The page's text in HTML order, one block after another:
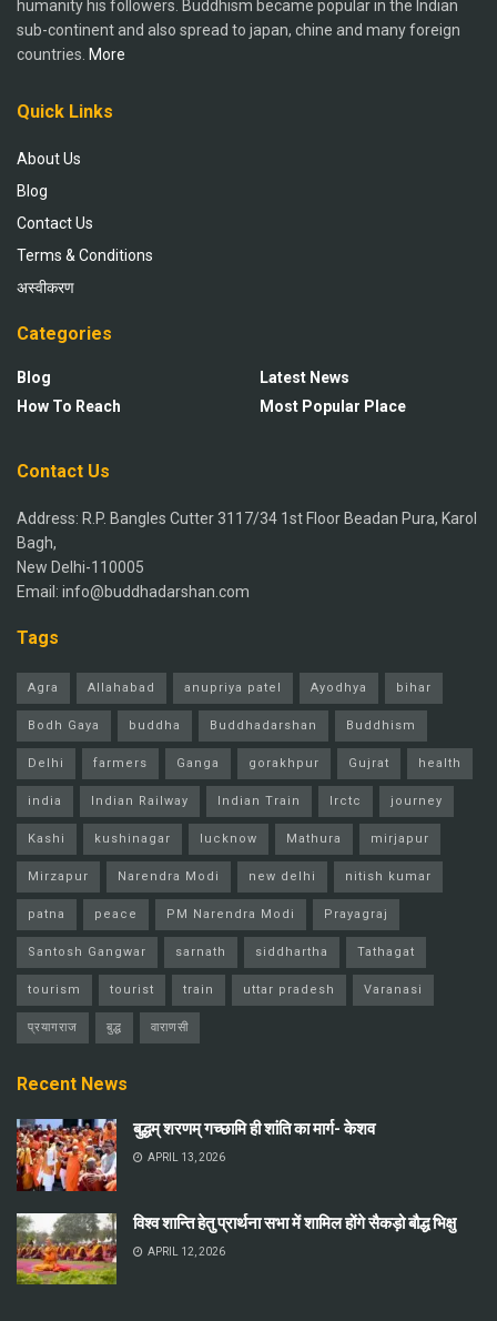
humanity his followers. Buddhism became popular in the Indian
sub-continent and also spread to japan, chine and many foreign
countries. More
Quick Links
About Us
Blog
Contact Us
Terms & Conditions
अस्वीकरण
Categories
Blog
How To Reach
Latest News
Most Popular Place
Contact Us
Address: R.P. Bangles Cutter 3117/34 1st Floor Beadan Pura, Karol
Bagh,
New Delhi-110005
Email: info@buddhadarshan.com
Tags
Agra Allahabad anupriya patel Ayodhya bihar
Bodh Gaya buddha Buddhadarshan Buddhism
Delhi farmers Ganga gorakhpur Gujrat health
india Indian Railway Indian Train Irctc journey
Kashi kushinagar lucknow Mathura mirjapur
Mirzapur Narendra Modi new delhi nitish kumar
patna peace PM Narendra Modi Prayagraj
Santosh Gangwar sarnath siddhartha Tathagat
tourism tourist train uttar pradesh Varanasi
प्रयागराज बुद्ध वाराणसी
Recent News
बुद्धम् शरणम् गच्छामि ही शांति का मार्ग- केशव
APRIL 13, 2026
विश्व शान्ति हेतु प्रार्थना सभा में शामिल होंगे सैकड़ो बौद्ध भिक्षु
APRIL 12, 2026